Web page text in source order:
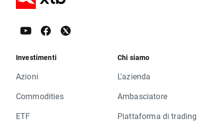
Investimenti
Azioni
Commodities
ETF
Chi siamo
L'azienda
Ambasciatore
Piattaforma di trading